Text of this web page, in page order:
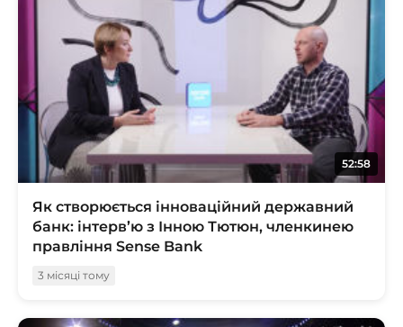
52:58
Як створюється інноваційний державний
банк: інтерв’ю з Інною Тютюн, членкинею
правління Sense Bank
3 місяці тому